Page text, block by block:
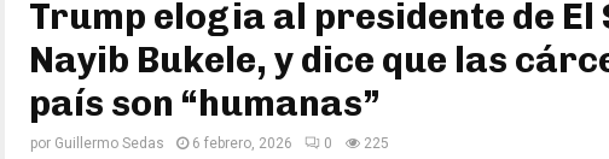
Trump elogia al presidente de El
Nayib Bukele, y dice que las
país son “humanas”
por Guillermo Sedas 6 febrero, 2026 0 225